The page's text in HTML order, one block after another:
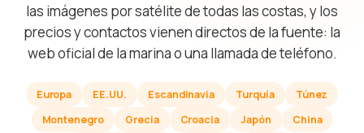
las imágenes por satélite de todas las costas, y los
precios y contactos vienen directos de la fuente: la
web oficial de la marina o una llamada de teléfono.
Europa EE.UU. Escandinavia Turquía
Túnez
Montenegro
Grecia Croacia Japón
China